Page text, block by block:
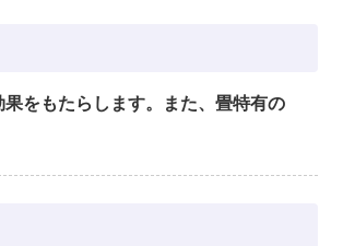
をもたらします。また、畳特有の